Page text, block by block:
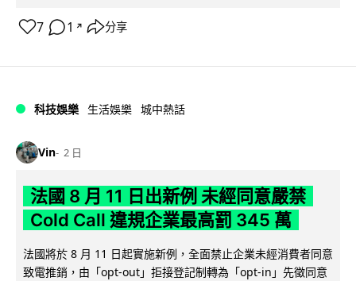
7 1 ↗ 分享
科技娛樂 生活娛樂 城中熱話
Vin 2 日
法國 8 月 11 日出新例 未經同意嚴禁
Cold Call 違規企業最高罰 345 萬
法國將於 8 月 11 日起實施新例，全面禁止企業未經消費者同意
致電推銷，由「opt-out」拒接登記制轉為「opt-in」先徵同意